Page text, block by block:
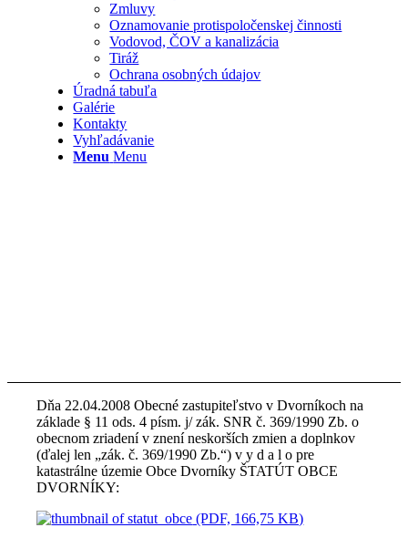
Zmluvy
Oznamovanie protispoločenskej činnosti
Vodovod, ČOV a kanalizácia
Tiráž
Ochrana osobných údajov
Úradná tabuľa
Galérie
Kontakty
Vyhľadávanie
Menu Menu
Dňa 22.04.2008 Obecné zastupiteľstvo v Dvorníkoch na
základe § 11 ods. 4 písm. j/ zák. SNR č. 369/1990 Zb. o
obecnom zriadení v znení neskorších zmien a doplnkov
(ďalej len „zák. č. 369/1990 Zb.“) v y d a l o pre
katastrálne územie Obce Dvorníky ŠTATÚT OBCE
DVORNÍKY:
(PDF, 166,75 KB)